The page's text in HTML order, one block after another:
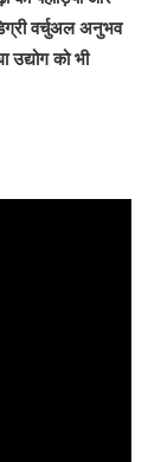
वर्चुअल अनुभव
को भी